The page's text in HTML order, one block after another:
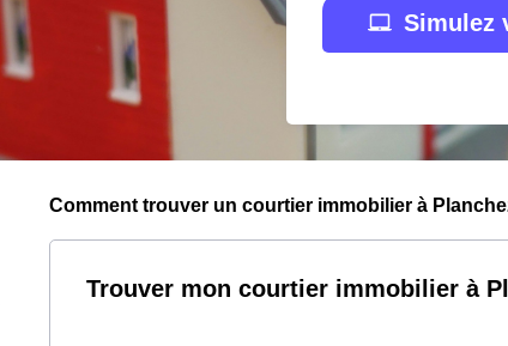
Simulez
Comment trouver un courtier immobilier à
Trouver mon courtier immobilier à